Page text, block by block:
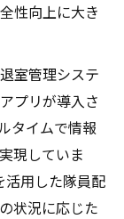
性向上に大き
室管理システ
プリが導入さ
タイムで情報
現していま
活用した隊員配
状況に応じた